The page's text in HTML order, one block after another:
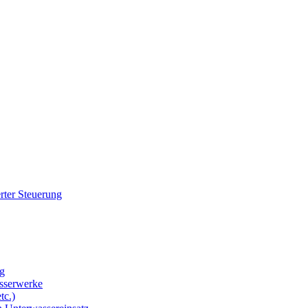
Steuerung